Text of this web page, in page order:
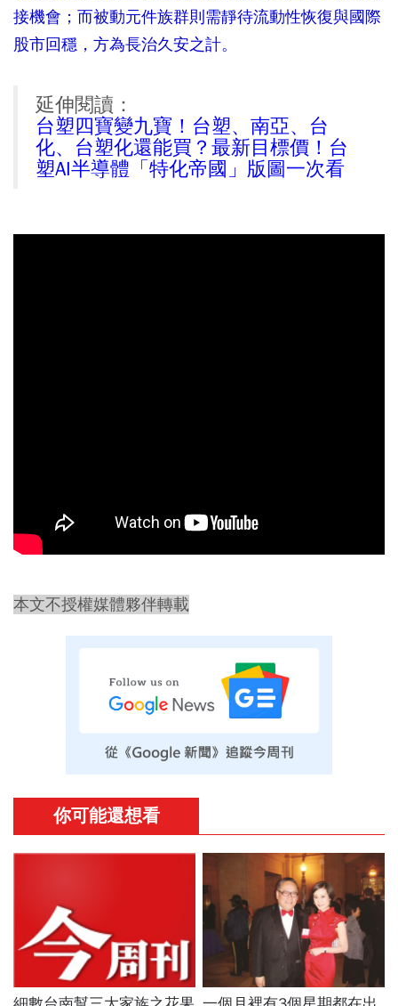
接機會；而被動元件族群則需靜待流動性恢復與國際
股市回穩，方為長治久安之計。
延伸閱讀：
台塑四寶變九寶！台塑、南亞、台
化、台塑化還能買？最新目標價！台
塑AI半導體「特化帝國」版圖一次看
本文不授權媒體夥伴轉載